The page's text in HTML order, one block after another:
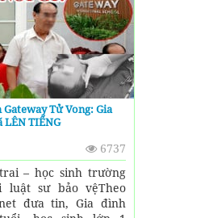
Gateway Tử Vong: Gia
TIẾNG
6737
– học sinh trường
luật sư bảo vệTheo
đưa tin, Gia đình